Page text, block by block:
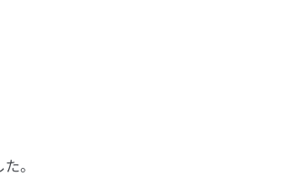
。